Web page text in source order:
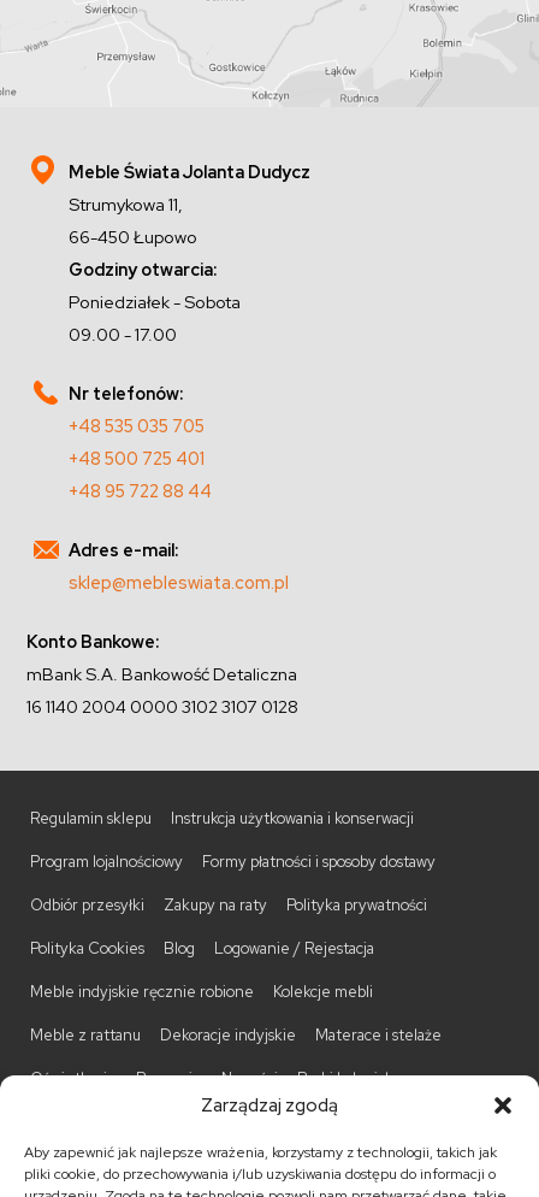
Zarządzaj zgodą
Aby zapewnić jak najlepsze wrażenia, korzystamy z technologii, takich jak
pliki cookie, do przechowywania i/lub uzyskiwania dostępu do informacji o
Meble Świata Jolanta Dudycz
Strumykowa 11,
66-450 Łupowo
Godziny otwarcia:
Poniedziałek - Sobota
09.00 - 17.00
Nr telefonów:
+48 535 035 705
+48 500 725 401
+48 95 722 88 44
Adres e-mail:
sklep@mebleswiata.com.pl
Konto Bankowe:
mBank S.A. Bankowość Detaliczna
16 1140 2004 0000 3102 3107 0128
Regulamin sklepu Instrukcja użytkowania i konserwacji
Program lojalnościowy Formy płatności i sposoby dostawy
Odbiór przesyłki Zakupy na raty Polityka prywatności
Polityka Cookies Blog Logowanie / Rejestacja
Meble indyjskie ręcznie robione Kolekcje mebli
Meble z rattanu Dekoracje indyjskie Materace i stelaże
Oświetlenie Promocje Nowości Barki kolonialne
Komody kolonialne Krzesła kolonialne
Kufry indyjskie Ławki kolonialne Łóżka kolonialne